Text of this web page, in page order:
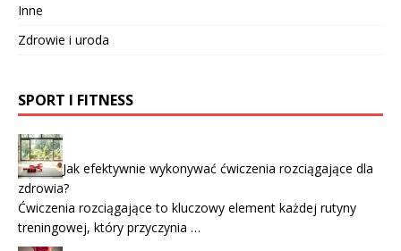
Inne
Zdrowie i uroda
SPORT I FITNESS
Jak efektywnie wykonywać ćwiczenia rozciągające dla
zdrowia?
Ćwiczenia rozciągające to kluczowy element każdej rutyny
treningowej, który przyczynia …